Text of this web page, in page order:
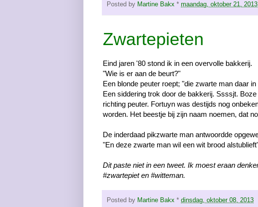
Posted by Martine Bakx * maandag, oktober 21, 2013
Zwartepieten
Eind jaren '80 stond ik in een overvolle bakkerij.
"Wie is er aan de beurt?"
Een blonde peuter roept; "die zwarte man daar
Een siddering trok door de bakkerij. Ssssjt.
richting peuter. Fortuyn was destijds nog
worden. Het beestje bij zijn naam noemen, dat
De inderdaad pikzwarte man antwoordde
"En deze zwarte man wil een wit brood
Dit paste niet in een tweet. Ik moest eraan
#zwartepiet en #witteman.
Posted by Martine Bakx * dinsdag, oktober 08, 2013